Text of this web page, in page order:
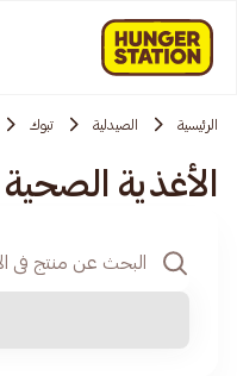
الرئيسية الصيدلية تبوك
الأغذية الصحية